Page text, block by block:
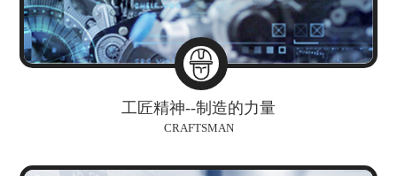
工匠精神--制造的力量
CRAFTSMAN